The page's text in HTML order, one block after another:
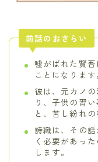
前話のおさらい
嘘がばれた賢
ことになります
彼は、元カノ
り、子供の習
と、苦し紛れの
詩織は、その
く必要があっ
します。